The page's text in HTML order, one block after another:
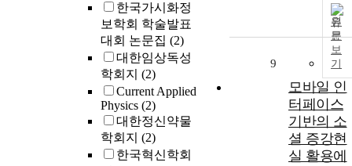
한국가시화정
보학회 학술발표
대회 논문집 (2)
대한임상독성
학회지 (2)
Current Applied
Physics (2)
대한정신약물
학회지 (2)
한국혁신학회
원
문
보
기
9
모바일 인
터페이스
기반의 소
셜 증강현
실 활용에